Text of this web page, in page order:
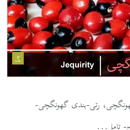
گ
رتی-ہندی گھونگچی-